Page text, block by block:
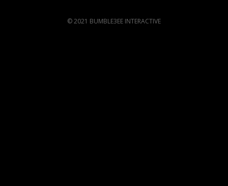
© 2021 BUMBLE3EE INTERACTIVE